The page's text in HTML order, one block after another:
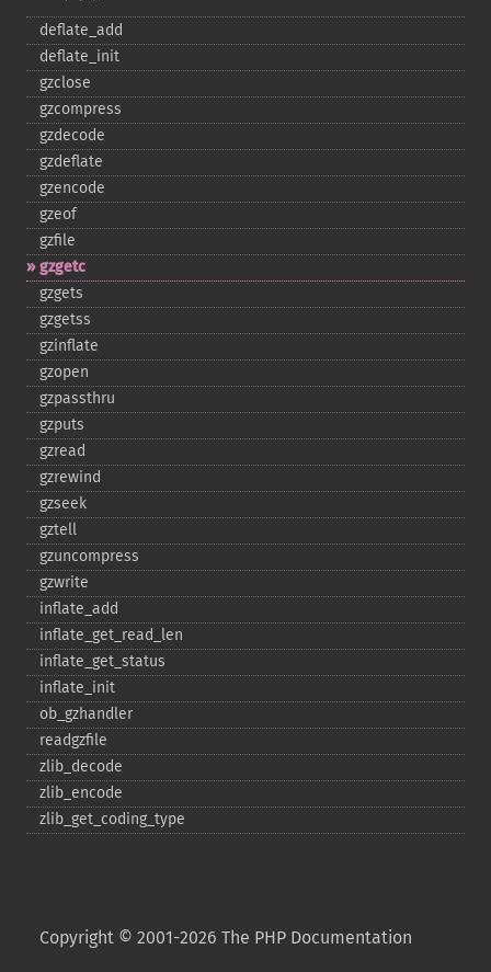
deflate_​add
deflate_​init
gzclose
gzcompress
gzdecode
gzdeflate
gzencode
gzeof
gzfile
gzgetc
gzgets
gzgetss
gzinflate
gzopen
gzpassthru
gzputs
gzread
gzrewind
gzseek
gztell
gzuncompress
gzwrite
inflate_​add
inflate_​get_​read_​len
inflate_​get_​status
inflate_​init
ob_​gzhandler
readgzfile
zlib_​decode
zlib_​encode
zlib_​get_​coding_​type
Copyright © 2001-2026 The PHP Documentation